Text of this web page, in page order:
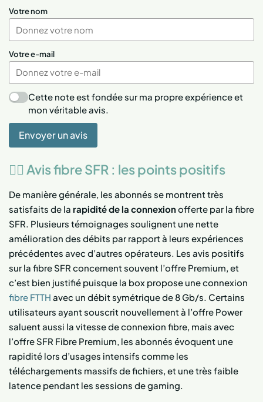
Votre nom
Votre e-mail
Cette note est fondée sur ma propre expérience et
mon véritable avis.
Envoyer un avis
👍🏻 Avis fibre SFR : les points positifs
De manière générale, les abonnés se montrent très
satisfaits de la rapidité de la connexionofferte par la fibre
SFR. Plusieurs témoignages soulignent une nette
amélioration des débits par rapport à leurs expériences
précédentes avec d’autres opérateurs. Les avis positifs
sur la fibre SFR concernent souvent l’offre Premium, et
c’est bien justifié puisque la box propose une connexion
fibre FTTH avec un débit symétrique de 8 Gb/s. Certains
utilisateurs ayant souscrit nouvellement à l’offre Power
saluent aussi la vitesse de connexion fibre, mais avec
l’offre SFR Fibre Premium, les abonnés évoquent une
rapidité lors d’usages intensifs comme les
téléchargements massifs de fichiers, et une très faible
latence pendant les sessions de gaming.